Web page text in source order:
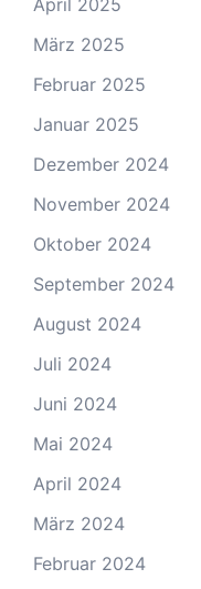
April 2025
März 2025
Februar 2025
Januar 2025
Dezember 2024
November 2024
Oktober 2024
September 2024
August 2024
Juli 2024
Juni 2024
Mai 2024
April 2024
März 2024
Februar 2024